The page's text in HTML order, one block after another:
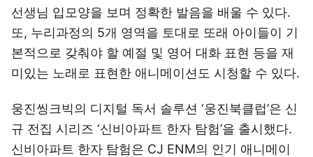
선생님 입모양을 보며 정확한 발음을 배울 수 있다.
또, 누리과정의 5개 영역을 토대로 또래 아이들이 기
본적으로 갖춰야 할 예절 및 영어 대화 표현 등을 재
미있는 노래로 표현한 애니메이션도 시청할 수 있다.
웅진씽크빅의 디지털 독서 솔루션 ‘웅진북클럽’은 신
규 전집 시리즈 ‘신비아파트 한자 탐험’을 출시했다.
신비아파트 한자 탐험은 CJ ENM의 인기 애니메이